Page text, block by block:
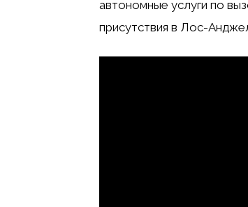
автономные услуги по
присутствия в Лос-